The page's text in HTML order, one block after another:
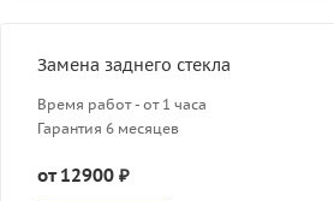
Замена заднего стекла
Время работ - от 1 часа
Гарантия 6 месяцев
от 12900 ₽